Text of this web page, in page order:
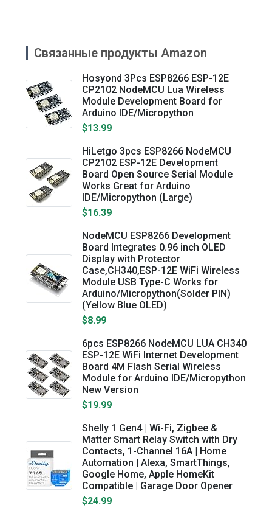
Связанные продукты Amazon
Hosyond 3Pcs ESP8266 ESP-12E
CP2102 NodeMCU Lua Wireless
Module Development Board for
Arduino IDE/Micropython
$13.99
HiLetgo 3pcs ESP8266 NodeMCU
CP2102 ESP-12E Development
Board Open Source Serial Module
Works Great for Arduino
IDE/Micropython (Large)
$16.39
NodeMCU ESP8266 Development
Board Integrates 0.96 inch OLED
Display with Protector
Case,CH340,ESP-12E WiFi Wireless
Module USB Type-C Works for
Arduino/Micropython(Solder PIN)
(Yellow Blue OLED)
$8.99
6pcs ESP8266 NodeMCU LUA CH340
ESP-12E WiFi Internet Development
Board 4M Flash Serial Wireless
Module for Arduino IDE/Micropython
New Version
$19.99
Shelly 1 Gen4 | Wi-Fi, Zigbee &
Matter Smart Relay Switch with Dry
Contacts, 1-Channel 16A | Home
Automation | Alexa, SmartThings,
Google Home, Apple HomeKit
Compatible | Garage Door Opener
$24.99